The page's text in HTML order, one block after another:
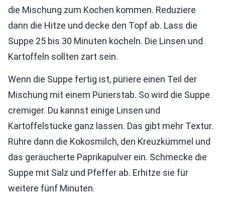
die Mischung zum Kochen kommen. Reduziere
dann die Hitze und decke den Topf ab. Lass die
Suppe 25 bis 30 Minuten köcheln. Die Linsen und
Kartoffeln sollten zart sein.
Wenn die Suppe fertig ist, püriere einen Teil der
Mischung mit einem Pürierstab. So wird die Suppe
cremiger. Du kannst einige Linsen und
Kartoffelstücke ganz lassen. Das gibt mehr Textur.
Rühre dann die Kokosmilch, den Kreuzkümmel und
das geräucherte Paprikapulver ein. Schmecke die
Suppe mit Salz und Pfeffer ab. Erhitze sie für
weitere fünf Minuten.